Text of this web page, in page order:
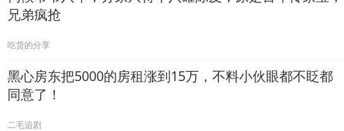
兄弟疯抢
吃货的分享
黑心房东把5000的房租涨到15万，不料小伙眼都不眨都
同意了！
二毛追剧